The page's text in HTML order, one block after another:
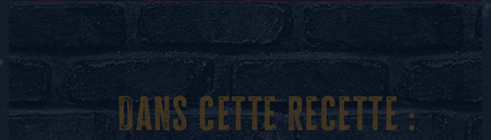
Dans cette recette :